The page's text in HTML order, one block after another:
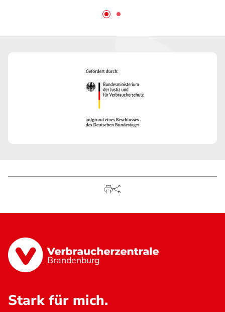
Brandenburg
Stark für mich.